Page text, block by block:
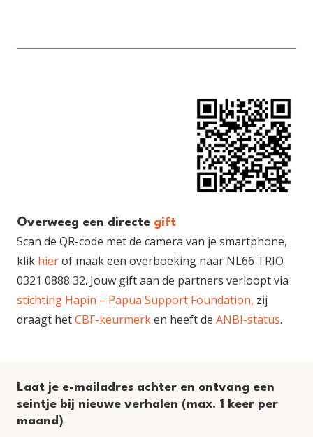
Overweeg een directe gift
Scan de QR-code met de camera van je smartphone,
klik hierof maak een overboeking naar NL66 TRIO
0321 0888 32. Jouw gift aan de partners verloopt via
stichting Hapin – Papua Support Foundation, zij
draagt hetCBF-keurmerken heeft de ANBI-status.
Laat je e-mailadres achter en ontvang een
seintje bij nieuwe verhalen (max. 1 keer per
maand)